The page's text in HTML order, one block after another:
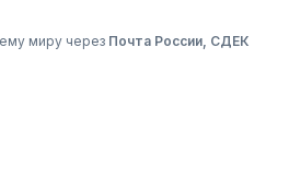
миру через Почта России, СДЕК